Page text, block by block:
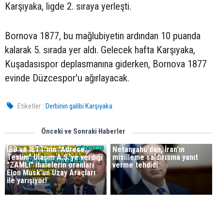
Karşıyaka, ligde 2. sıraya yerleşti.
Bornova 1877, bu mağlubiyetin ardından 10 puanda
kalarak 5. sırada yer aldı. Gelecek hafta Karşıyaka,
Kuşadasıspor deplasmanına giderken, Bornova 1877
evinde Düzcespor'u ağırlayacak.
Etiketler : Derbinin galibi Karşıyaka
Önceki ve Sonraki Haberler
İBB ve İETT'nin "Adrese
Teslim" Ulaşım A.Ş.'ye verdiği
"ZAMLI" ihalelerin oranları
Elon Musk'un Uzay Araçları
ile yarışıyor!
Netanyahu'dan, İran'ın
misilleme saldırısına yanıt
verme tehdidi